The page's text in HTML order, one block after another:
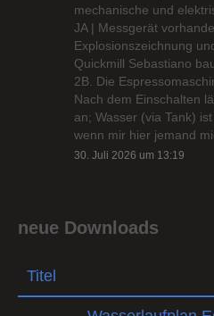
mechanische und
JA | Messgerät
Explosionszeichnung
Quickmill Sebastiano
2B. Die
Nach dem Einschalten
an; Wasser (via Tank)
wenn mir hier jemand
30. Juli 2026 um 13:19
neue Downloads
Titel